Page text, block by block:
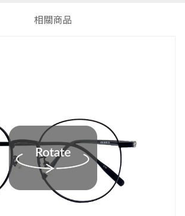
相關商品